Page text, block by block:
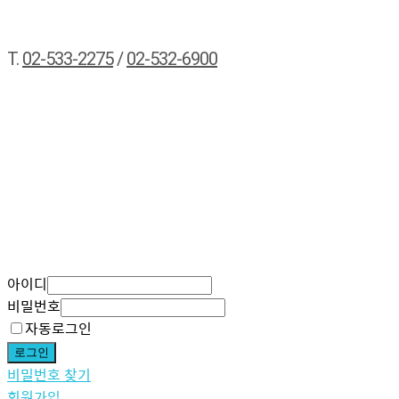
T. 02-533-2275/02-532-6900
아이디
비밀번호
자동로그인
로그인
비밀번호 찾기